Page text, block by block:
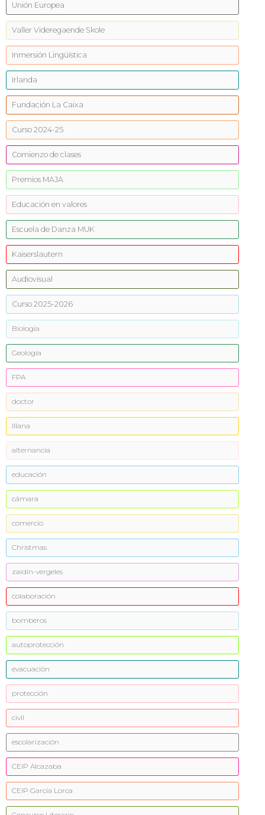
Unión Europea
Valler Videregaende Skole
Inmersión Lingüística
Irlanda
Fundación La Caixa
Curso 2024-25
Comienzo de clases
Premios MAJA
Educación en valores
Escuela de Danza MUK
Kaiserslautern
Audiovisual
Curso 2025-2026
Biología
Geología
FPA
doctor
Illana
alternancia
educación
cámara
comercio
Christmas
zaidín-vergeles
colaboración
bomberos
autoprotección
evacuación
protección
civil
escolarización
CEIP Alcazaba
CEIP García Lorca